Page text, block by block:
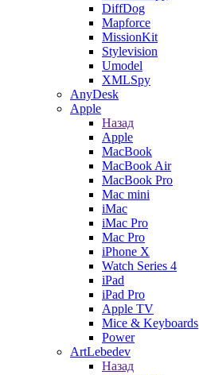
DiffDog
Mapforce
MissionKit
Stylevision
Umodel
XMLSpy
AnyDesk
Apple
Назад
Apple
MacBook
MacBook Air
MacBook Pro
Mac mini
iMac
iMac Pro
Mac Pro
iPhone X
Watch Series 4
iPad
iPad Pro
Apple TV
Mice & Keyboards
Power
ArtLebedev
Назад